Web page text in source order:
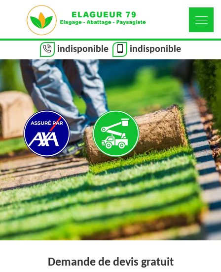
indisponible indisponible
Demande de devis gratuit